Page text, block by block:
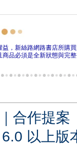
益，新絲路網路書店所購
商品必須是全新狀態與完
｜ 合作提案
以上